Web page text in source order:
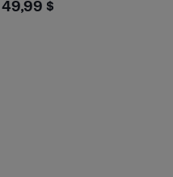
$49.99
49,99 $